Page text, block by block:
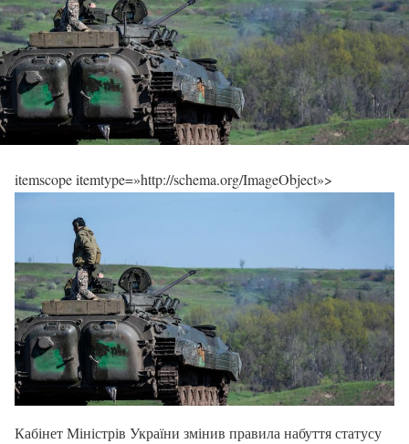
itemscope itemtype=»http://schema.org/ImageObject»>
Кабінет Міністрів України змінив правила набуття статусу